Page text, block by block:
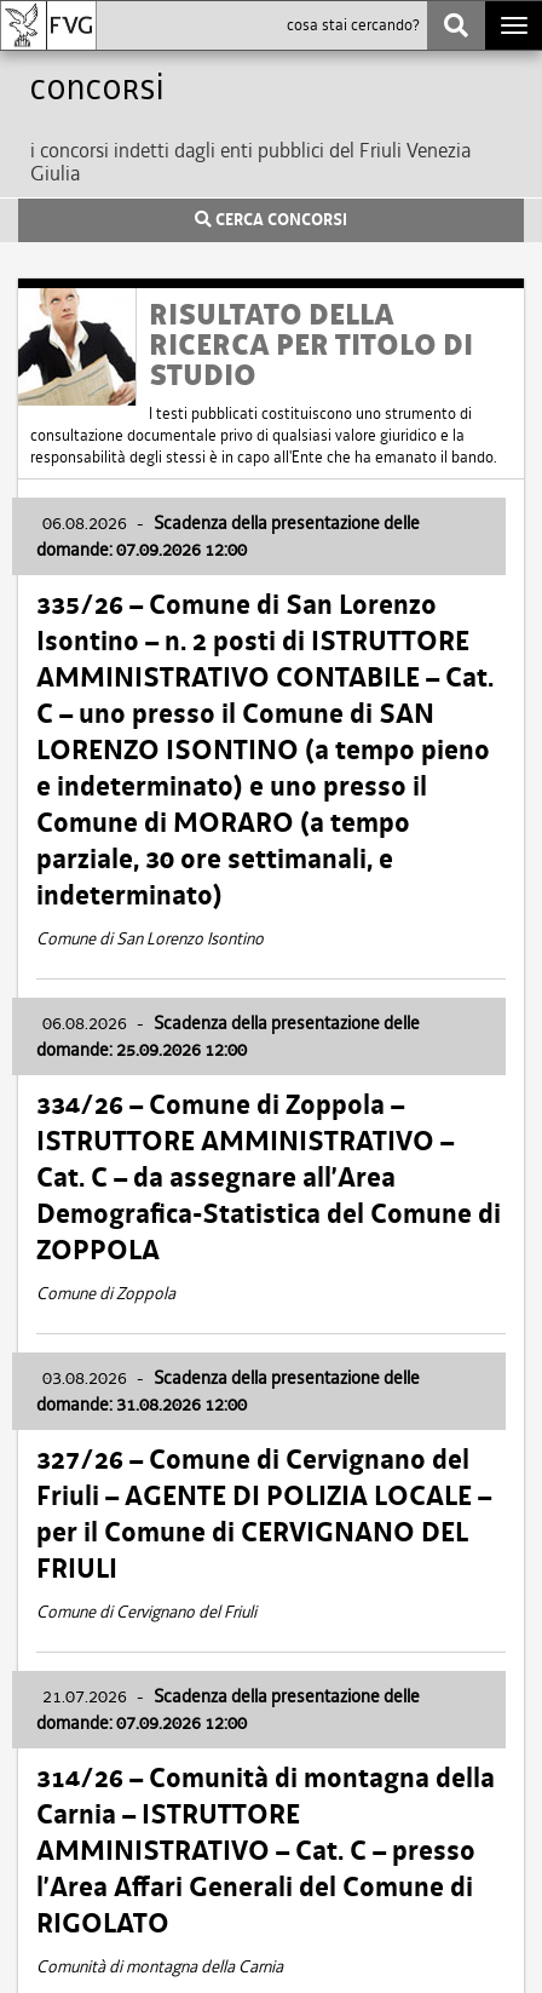
Concorsi
i concorsi indetti dagli enti pubblici del Friuli Venezia
Giulia
CERCA CONCORSI
RISULTATO DELLA
RICERCA PER TITOLO DI
STUDIO
I testi pubblicati costituiscono uno strumento di
consultazione documentale privo di qualsiasi valore giuridico e la
responsabilità degli stessi è in capo all'Ente che ha emanato il bando.
06.08.2026 - Scadenza della presentazione delle
domande: 07.09.2026 12:00
335/26 – Comune di San Lorenzo
Isontino – n. 2 posti di ISTRUTTORE
AMMINISTRATIVO CONTABILE – Cat.
C – uno presso il Comune di SAN
LORENZO ISONTINO (a tempo pieno
e indeterminato) e uno presso il
Comune di MORARO (a tempo
parziale, 30 ore settimanali, e
indeterminato)
Comune di San Lorenzo Isontino
06.08.2026 - Scadenza della presentazione delle
domande: 25.09.2026 12:00
334/26 – Comune di Zoppola –
ISTRUTTORE AMMINISTRATIVO –
Cat. C – da assegnare all’Area
Demografica-Statistica del Comune di
ZOPPOLA
Comune di Zoppola
03.08.2026 - Scadenza della presentazione delle
domande: 31.08.2026 12:00
327/26 – Comune di Cervignano del
Friuli – AGENTE DI POLIZIA LOCALE –
per il Comune di CERVIGNANO DEL
FRIULI
Comune di Cervignano del Friuli
21.07.2026 - Scadenza della presentazione delle
domande: 07.09.2026 12:00
314/26 – Comunità di montagna della
Carnia – ISTRUTTORE
AMMINISTRATIVO – Cat. C – presso
l’Area Affari Generali del Comune di
RIGOLATO
Comunità di montagna della Carnia